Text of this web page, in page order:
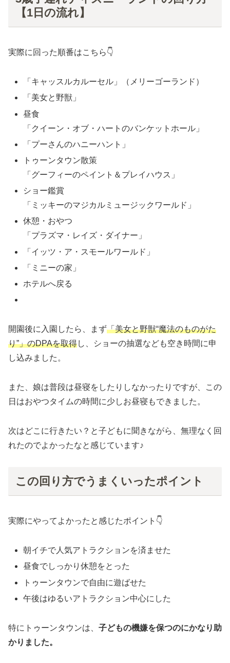
【1日の流れ】
実際に回った順番はこちら👇
「キャッスルカルーセル」（メリーゴーランド）
「美女と野獣」
昼食
「クイーン・オブ・ハートのバンケットホール」
「プーさんのハニーハント」
トゥーンタウン散策
「グーフィーのペイント＆プレイハウス」
ショー鑑賞
「ミッキーのマジカルミュージックワールド」
休憩・おやつ
「プラズマ・レイズ・ダイナー」
「イッツ・ア・スモールワールド」
「ミニーの家」
ホテルへ戻る
開園後に入園したら、まず「美女と野獣“魔法のものがた
り”」のDPAを取得し、ショーの抽選なども空き時間に申
し込みました。
また、娘は普段は昼寝をしたりしなかったりですが、この
日はおやつタイムの時間に少しお昼寝もできました。
次はどこに行きたい？と子どもに聞きながら、無理なく回
れたのでよかったなと感じています♪
この回り方でうまくいったポイント
実際にやってよかったと感じたポイント👇
朝イチで人気アトラクションを済ませた
昼食でしっかり休憩をとった
トゥーンタウンで自由に遊ばせた
午後はゆるいアトラクション中心にした
特にトゥーンタウンは、 子どもの機嫌を保つのにかなり助
かりました。